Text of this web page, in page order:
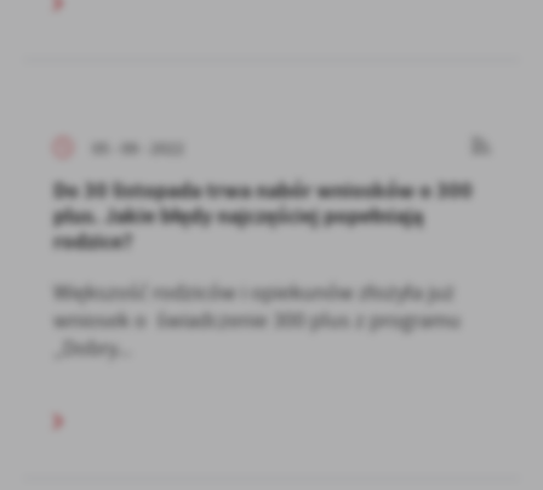
05 - 09 - 2022
Do 30 listopada trwa nabór wniosków o 300
plus. Jakie błędy najczęściej popełniają
rodzice?
Większość rodziców i opiekunów złożyła już
wniosek o świadczenie 300 plus z programu
„Dobry...